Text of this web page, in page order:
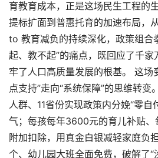
育教育成本，正是这场民生工程的
提标扩面到普惠托育的加速布局，
to 教育减负的持续深化，政策组合
起、教不起”的痛点，既回应了千
牢了人口高质量发展的根基。 这场
点支持”走向“系统保障”的思维转变
人群、11省份实现政策内分娩“零自
气；每孩每年3600元的育儿补贴
附加扣除，用真金白银减轻家庭负
个、幼儿园大班全面免费，破解了“